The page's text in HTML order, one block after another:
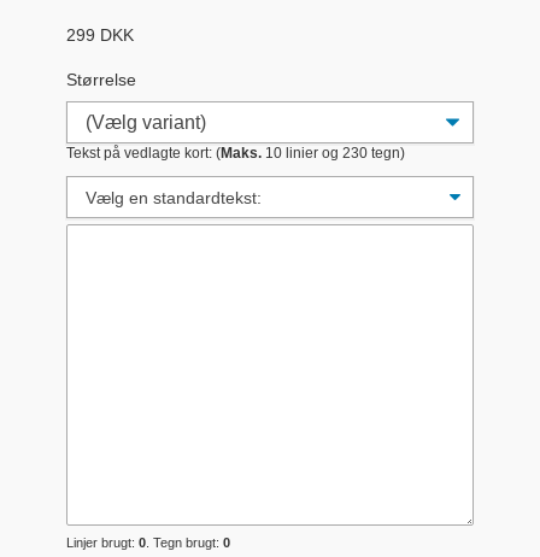
299 DKK
Størrelse
Tekst på vedlagte kort: (Maks. 10 linier og 230 tegn)
Linjer brugt: 0 . Tegn brugt: 0